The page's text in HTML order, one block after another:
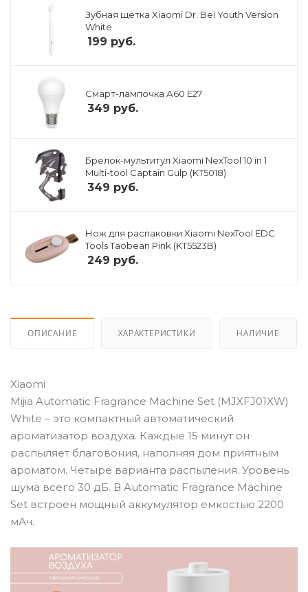
Зубная щетка Xiaomi Dr. Bei Youth Version
White
199 руб.
Смарт-лампочка А60 E27
349 руб.
Брелок-мультитул Xiaomi NexTool 10 in 1
Multi-tool Captain Gulp (KT5018)
349 руб.
Нож для распаковки Xiaomi NexTool EDC
Tools Taobean Pink (KT5523B)
249 руб.
ОПИСАНИЕ ХАРАКТЕРИСТИКИ НАЛИЧИЕ
Xiaomi
Mijia Automatic Fragrance Machine Set (MJXFJ01XW)
White – это компактный автоматический
ароматизатор воздуха. Каждые 15 минут он
распыляет благовония, наполняя дом приятным
ароматом. Четыре варианта распыления. Уровень
шума всего 30 дБ. В Automatic Fragrance Machine
Set встроен мощный аккумулятор емкостью 2200
мАч.